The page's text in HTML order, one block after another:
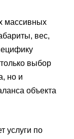
массивных
вес,
выбор
но и
объекта
услуги по